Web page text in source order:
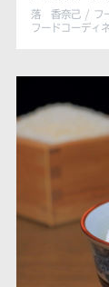
落 香奈己 / フー
フードコーディ